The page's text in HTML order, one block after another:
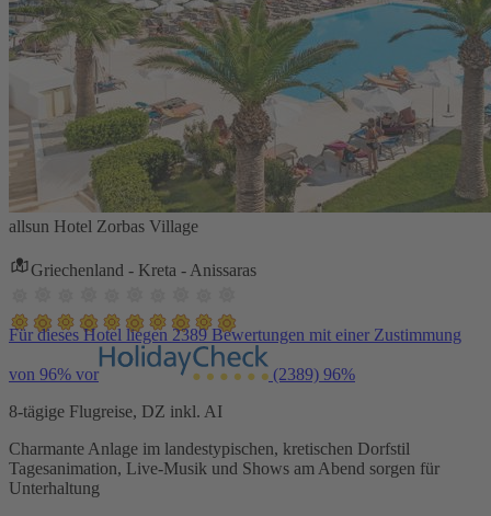
allsun Hotel Zorbas Village
Griechenland - Kreta - Anissaras
Für dieses Hotel liegen 2389 Bewertungen mit einer Zustimmung
von 96% vor (2389) 96%
8-tägige Flugreise, DZ inkl. AI
Charmante Anlage im landestypischen, kretischen Dorfstil
Tagesanimation, Live-Musik und Shows am Abend sorgen für
Unterhaltung